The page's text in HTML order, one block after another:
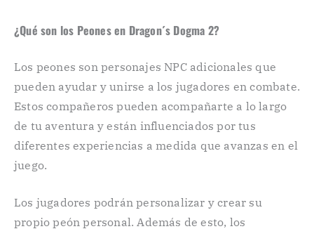
¿Qué son los Peones en Dragon´s Dogma 2?
Los peones son personajes NPC adicionales que
pueden ayudar y unirse a los jugadores en combate.
Estos compañeros pueden acompañarte a lo largo
de tu aventura y están influenciados por tus
diferentes experiencias a medida que avanzas en el
juego.
Los jugadores podrán personalizar y crear su
propio peón personal. Además de esto, los